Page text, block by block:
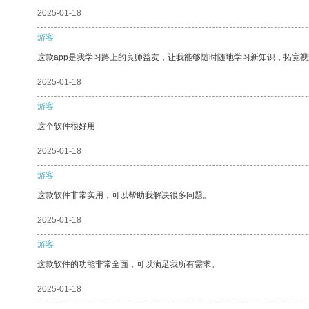
2025-01-18
游客
这款app是我学习路上的良师益友，让我能够随时随地学习新知识，拓宽
2025-01-18
游客
这个软件很好用
2025-01-18
游客
这款软件非常实用，可以帮助我解决很多问题。
2025-01-18
游客
这款软件的功能非常全面，可以满足我所有需求。
2025-01-18